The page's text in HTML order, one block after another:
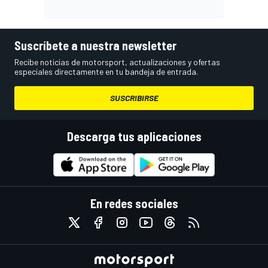
Suscríbete a nuestra newsletter
Recibe noticias de motorsport, actualizaciones y ofertas
especiales directamente en tu bandeja de entrada.
SUSCRIBIRSE
Descarga tus aplicaciones
En redes sociales